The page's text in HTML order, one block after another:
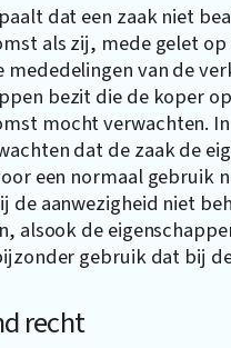
dat een zaak niet
als zij, mede gelet op
mededelingen van de
bezit die de koper
mocht verwachten.
dat de zaak de
een normaal gebruik
de aanwezigheid niet
alsook de
gebruik dat bij
recht